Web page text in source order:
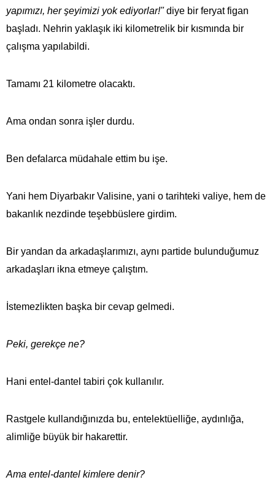
yapımızı, her şeyimizi yok ediyorlar!"diye bir feryat figan
başladı. Nehrin yaklaşık iki kilometrelik bir kısmında bir
çalışma yapılabildi.
Tamamı 21 kilometre olacaktı.
Ama ondan sonra işler durdu.
Ben defalarca müdahale ettim bu işe.
Yani hem Diyarbakır Valisine, yani o tarihteki valiye, hem de
bakanlık nezdinde teşebbüslere girdim.
Bir yandan da arkadaşlarımızı, aynı partide bulunduğumuz
arkadaşları ikna etmeye çalıştım.
İstemezlikten başka bir cevap gelmedi.
Peki, gerekçe ne?
Hani entel-dantel tabiri çok kullanılır.
Rastgele kullandığınızda bu, entelektüelliğe, aydınlığa,
alimliğe büyük bir hakarettir.
Ama entel-dantel kimlere denir?